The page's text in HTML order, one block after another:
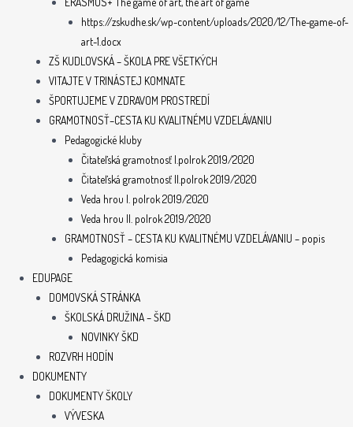
https://zskudhe.sk/wp-content/uploads/2020/12/The-game-of-
art-1.docx
ZŠ KUDLOVSKÁ – ŠKOLA PRE VŠETKÝCH
VITAJTE V TRINÁSTEJ KOMNATE
ŠPORTUJEME V ZDRAVOM PROSTREDÍ
GRAMOTNOSŤ–CESTA KU KVALITNÉMU VZDELÁVANIU
Pedagogické kluby
Čitateľská gramotnosť I.polrok 2019/2020
Čitateľská gramotnosť II.polrok 2019/2020
Veda hrou I. polrok 2019/2020
Veda hrou II. polrok 2019/2020
GRAMOTNOSŤ – CESTA KU KVALITNÉMU VZDELÁVANIU – popis
Pedagogická komisia
EDUPAGE
DOMOVSKÁ STRÁNKA
ŠKOLSKÁ DRUŽINA – ŠKD
NOVINKY ŠKD
ROZVRH HODÍN
DOKUMENTY
DOKUMENTY ŠKOLY
VÝVESKA